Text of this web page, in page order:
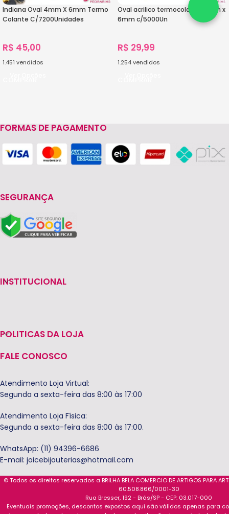
Indiana Oval 4mm X 6mm Termo
Colante C/7200Unidades
R$ 45,00
1.451 vendidos
Oval acrilico termocolante 4mm x
6mm c/5000Un
R$ 29,99
1.254vendidos
FORMAS DE PAGAMENTO
SEGURANÇA
INSTITUCIONAL
POLITICAS DA LOJA
FALE CONOSCO
Atendimento Loja Virtual:
Segunda a sexta-feira das 8:00 às 17:00
Atendimento Loja Física:
Segunda a sexta-feira das 8:00 às 17:00.
WhatsApp: (11) 94396-6686
E-mail: joicebijouterias@hotmail.com
© Todos os direitos reservados a BRILHA BELA COMERCIO DE ARTIGOS PARA
60.508.866/0001-30
Rua Bresser, 192 - Brás/SP - CEP: 03.017-000
Eventuais promoções, descontos expostos aqui são válidos apenas para